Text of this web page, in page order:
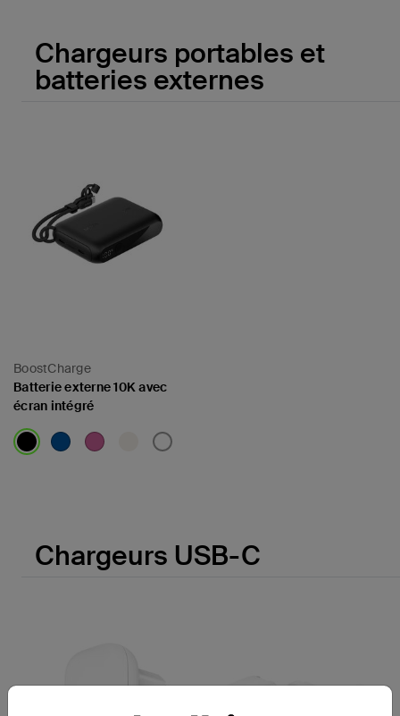
Chargeurs portables et
batteries externes
BoostCharge
Batterie externe 10K avec
écran intégré
Chargeurs USB-C